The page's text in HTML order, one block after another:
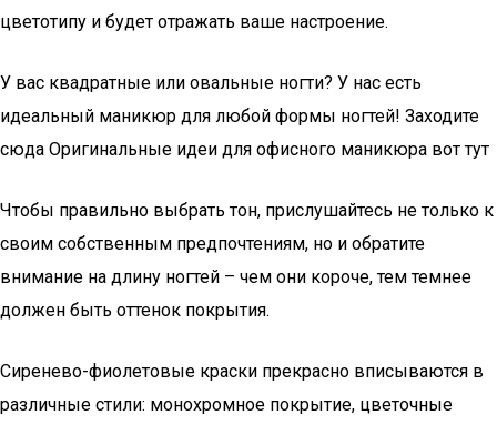
цветотипу и будет отражать ваше настроение.
У вас квадратные или овальные ногти? У нас есть
идеальный маникюр для любой формы ногтей! Заходите
сюда Оригинальные идеи для офисного маникюра вот тут
Чтобы правильно выбрать тон, прислушайтесь не только к
своим собственным предпочтениям, но и обратите
внимание на длину ногтей – чем они короче, тем темнее
должен быть оттенок покрытия.
Сиренево-фиолетовые краски прекрасно вписываются в
различные стили: монохромное покрытие, цветочные